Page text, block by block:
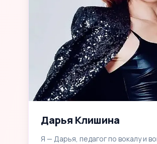
Дарья Клишина
Я — Дарья, педагог по вокалу и